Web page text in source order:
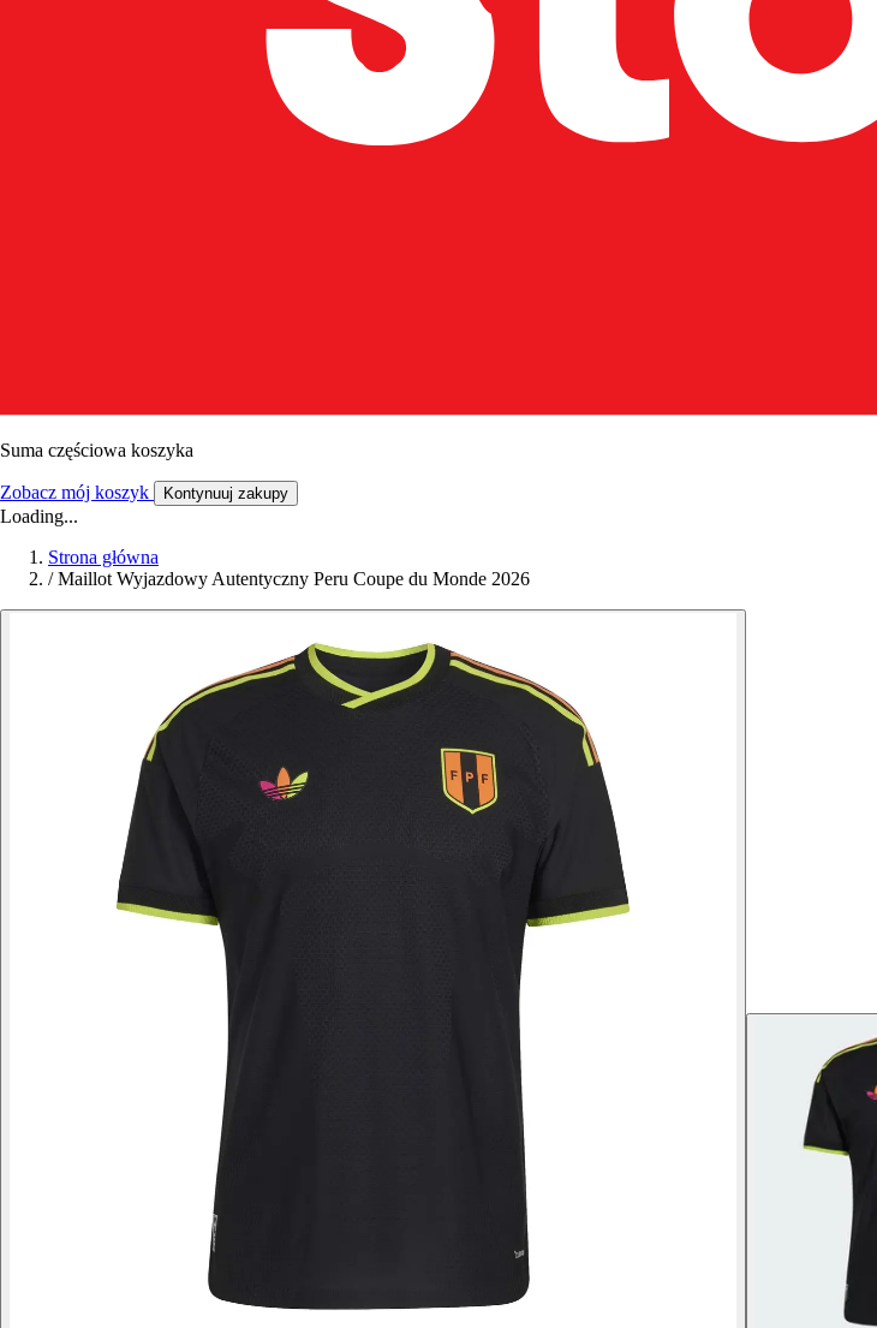
Suma częściowa koszyka
Zobacz mój koszyk Kontynuuj zakupy
Loading...
Strona główna
/ Maillot Wyjazdowy Autentyczny Peru Coupe du Monde 2026